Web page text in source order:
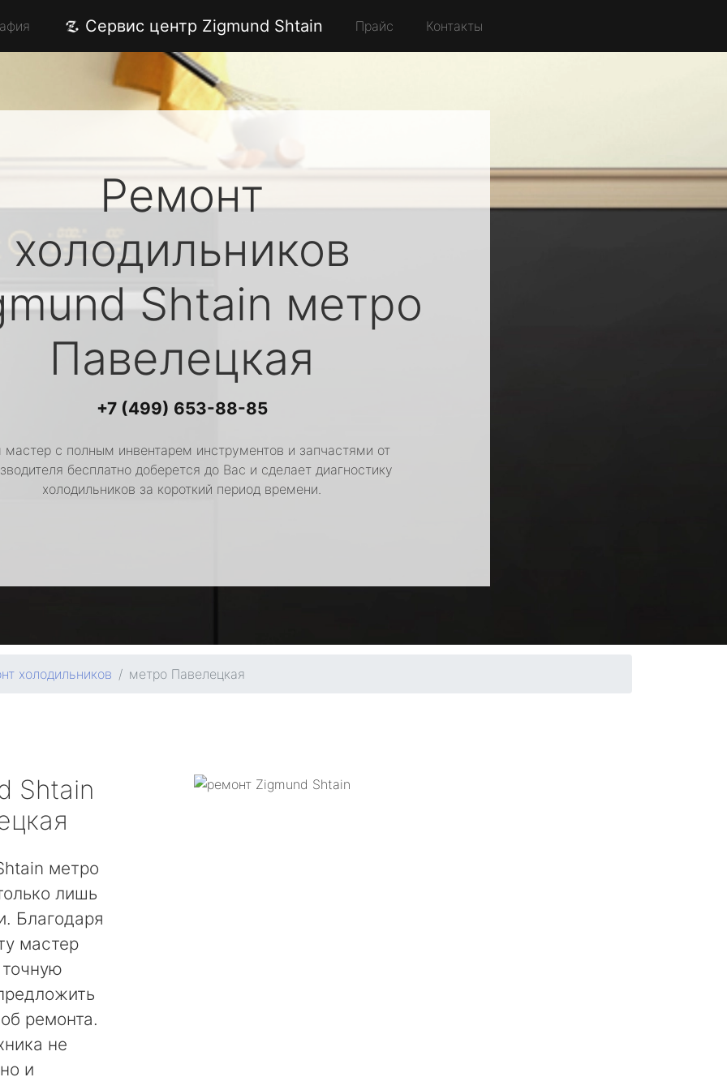
Сервис центр Zigmund Shtain Прайс Контакты
Ремонт
холодильников
Shtain метро
Павелецкая
+7 (499) 653-88-85
с полным инвентарем инструментов и запчастями от
бесплатно доберется до Вас и сделает диагностику
холодильников за короткий период времени.
холодильников метро Павелецкая
Shtain
метро
лишь
Благодаря
мастер
ремонта.
не
и